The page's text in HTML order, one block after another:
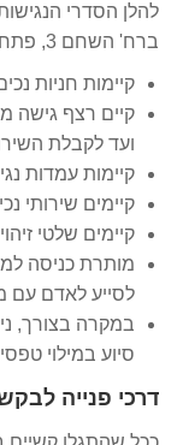
להלן הסדרי
ברח' השחם 3, פתח תקוה
קיימות חניות
קיים רצף גישה
ועד לקבלת
קיימות עמדות
קיימים שירותי
קיימים שלטי
מותרת כניסה
לסייע לאדם עם
במקרה בצורך,
סיוע במילוי
דרכי פנייה